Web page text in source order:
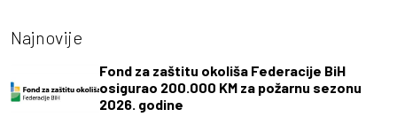
Najnovije
Fond za zaštitu okoliša Federacije BiH
osigurao 200.000 KM za požarnu sezonu
2026. godine